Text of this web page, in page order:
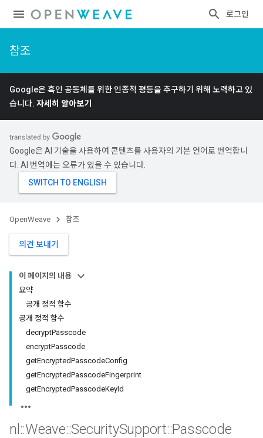
로그인
참조
Google은 흑인 공동체를 위한 인종적 평등을 추구하기 위해 노력하고 있
습니다. 자세히 알아보기
Google은 AI 기술을 사용하여 콘텐츠를 사용자의 기본 언어로 번역합니
다. AI 번역에는 오류가 있을 수 있습니다.
OpenWeave 참조
의견 보내기
이 페이지의 내용
요약
공개 정적 함수
공개 정적 함수
decryptPasscode
encryptPasscode
getEncryptedPasscodeConfig
getEncryptedPasscodeFingerprint
getEncryptedPasscodeKeyId
nl ::Weave::SecuritySupport::Passcode